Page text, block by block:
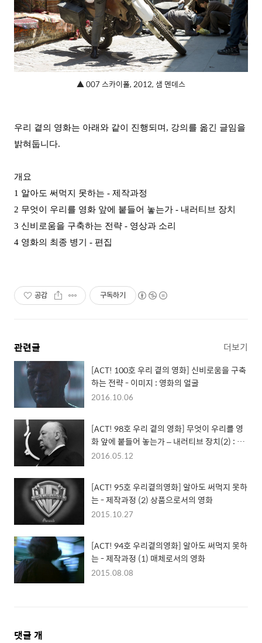
▲ 007 스카이폴, 2012, 샘 멘데스
우리 곁의 영화는 아래와 같이 진행되며, 강의를 옮긴 글임을
밝혀둡니다.
개요
1 알아도 써먹지 못하는 - 제작과정
2 무엇이 우리를 영화 앞에 붙들어 놓는가 - 내러티브 장치
3 신비로움을 구축하는 전략 - 영상과 소리
4 영화의 최종 병기 - 편집
공감 구독하기
관련글 더보기
[ACT! 100호 우리 곁의 영화] 신비로움을 구축
하는 전략 - 이미지 : 영화의 얼굴
2016.10.06
[ACT! 98호 우리 곁의 영화] 무엇이 우리를 영
화 앞에 붙들어 놓는가 – 내러티브 장치(2) : 영
화 내러티브의 구성요소
2016.05.12
[ACT! 95호 우리곁의영화] 알아도 써먹지 못하
는 - 제작과정 (2) 상품으로서의 영화
2015.10.27
[ACT! 94호 우리곁의영화] 알아도 써먹지 못하
는 - 제작과정 (1) 매체로서의 영화
2015.08.08
댓
댓글 개